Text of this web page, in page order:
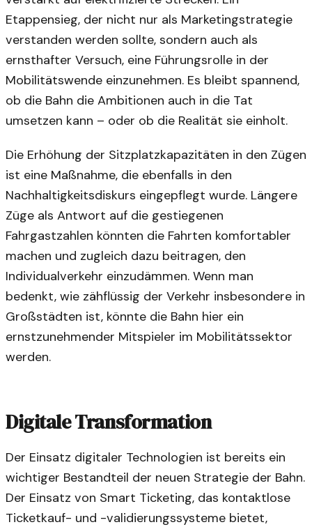
Etappensieg, der nicht nur als Marketingstrategie
verstanden werden sollte, sondern auch als
ernsthafter Versuch, eine Führungsrolle in der
Mobilitätswende einzunehmen. Es bleibt spannend,
ob die Bahn die Ambitionen auch in die Tat
umsetzen kann – oder ob die Realität sie einholt.
Die Erhöhung der Sitzplatzkapazitäten in den Zügen
ist eine Maßnahme, die ebenfalls in den
Nachhaltigkeitsdiskurs eingepflegt wurde. Längere
Züge als Antwort auf die gestiegenen
Fahrgastzahlen könnten die Fahrten komfortabler
machen und zugleich dazu beitragen, den
Individualverkehr einzudämmen. Wenn man
bedenkt, wie zähflüssig der Verkehr insbesondere in
Großstädten ist, könnte die Bahn hier ein
ernstzunehmender Mitspieler im Mobilitätssektor
werden.
Digitale Transformation
Der Einsatz digitaler Technologien ist bereits ein
wichtiger Bestandteil der neuen Strategie der Bahn.
Der Einsatz von Smart Ticketing, das kontaktlose
Ticketkauf- und -validierungssysteme bietet,